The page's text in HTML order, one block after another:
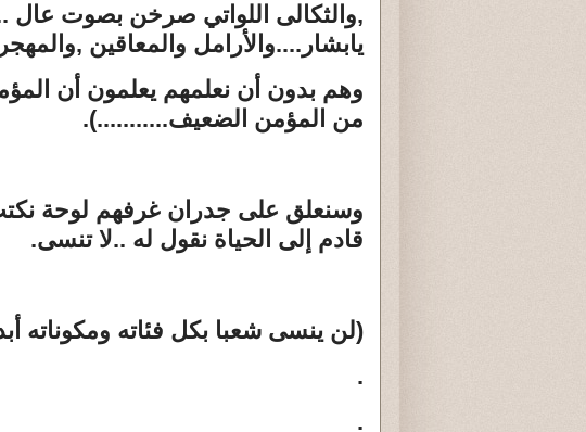
,والثكالى اللواتي صرخن بصوت عال
يابشار....والأرامل والمعاقين
وهم بدون أن نعلمهم يعلمون أن
من المؤمن الضعيف...........).
وسنعلق على جدران غرفهم لوحة
قادم إلى الحياة نقول له ..لا تنسى.
(لن ينسى شعبا بكل فئاته ومكوناته
.
.